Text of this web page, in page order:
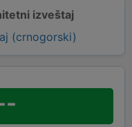
izveštaj
(crnogorski)